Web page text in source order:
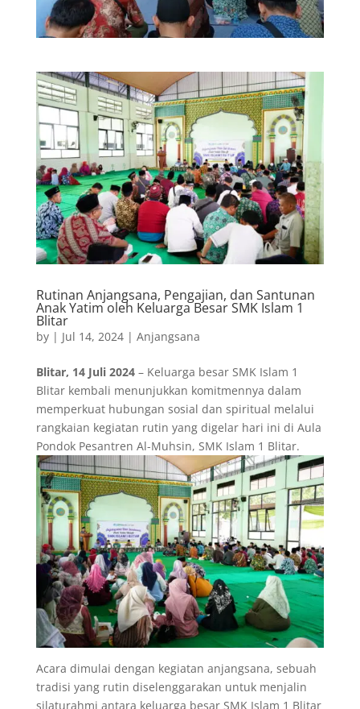
Rutinan Anjangsana, Pengajian, dan Santunan
Anak Yatim oleh Keluarga Besar SMK Islam 1
Blitar
by | Jul 14, 2024| Anjangsana
Blitar, 14 Juli 2024– Keluarga besar SMK Islam 1
Blitar kembali menunjukkan komitmennya dalam
memperkuat hubungan sosial dan spiritual melalui
rangkaian kegiatan rutin yang digelar hari ini di Aula
Pondok Pesantren Al-Muhsin, SMK Islam 1 Blitar.
Acara dimulai dengan kegiatan anjangsana, sebuah
tradisi yang rutin diselenggarakan untuk menjalin
silaturahmi antara keluarga besar SMK Islam 1 Blitar